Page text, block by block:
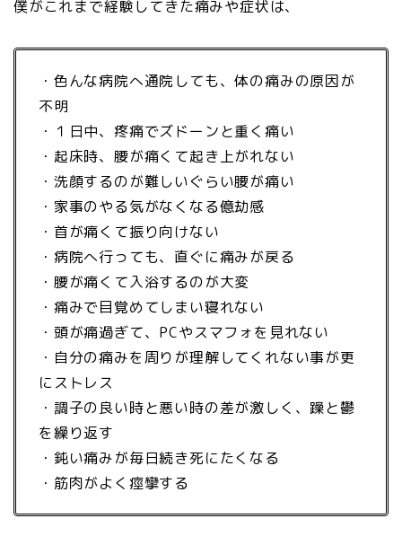
僕がこれまで経験してきた痛みや症状は、
・色んな病院へ通院しても、体の痛みの原因が
不明
・１日中、疼痛でズドーンと重く痛い
・起床時、腰が痛くて起き上がれない
・洗顔するのが難しいぐらい腰が痛い
・家事のやる気がなくなる億劫感
・首が痛くて振り向けない
・病院へ行っても、直ぐに痛みが戻る
・腰が痛くて入浴するのが大変
・痛みで目覚めてしまい寝れない
・頭が痛過ぎて、PCやスマフォを見れない
・自分の痛みを周りが理解してくれない事が更
にストレス
・調子の良い時と悪い時の差が激しく、躁と鬱
を繰り返す
・鈍い痛みが毎日続き死にたくなる
・筋肉がよく痙攣する